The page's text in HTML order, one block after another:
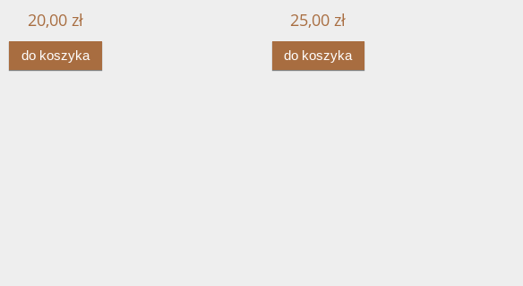
20,00 zł
do koszyka
25,00 zł
do koszyka